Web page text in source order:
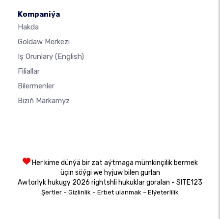
Kompaniýa
Hakda
Goldaw Merkezi
Iş Orunlary (English)
Filiallar
Bilermenler
Biziň Markamyz
Her kime dünýä bir zat aýtmaga mümkinçilik bermek
üçin söýgi we hyjuw bilen gurlan
Awtorlyk hukugy 2026 rightshli hukuklar goralan - SITE123
Şertler - Gizlinlik - Erbet ulanmak - Elýeterlilik